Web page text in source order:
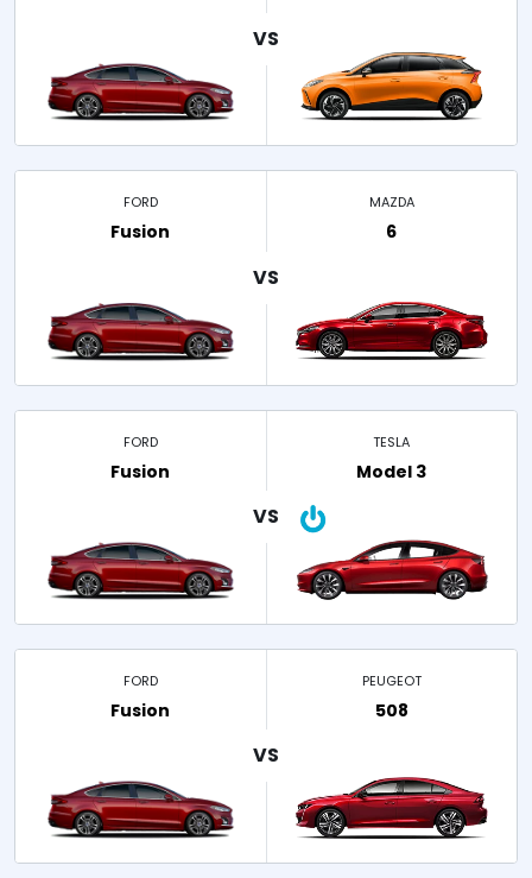
FORD
Fusion
MAZDA
6
FORD
Fusion
TESLA
Model 3
FORD
Fusion
PEUGEOT
508